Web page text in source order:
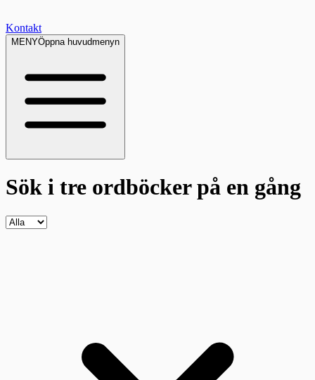
Kontakt
MENYÖppna huvudmenyn
Sök i tre ordböckerpå en gång